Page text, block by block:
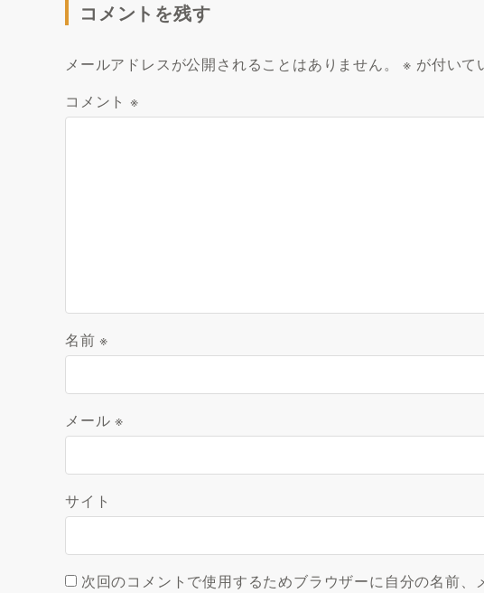
コメントを残す
メールアドレスが公開されることはありません。 ※ が付いて
コメント ※
名前※
メール※
サイト
次回のコメントで使用するためブラウザーに自分の名前、